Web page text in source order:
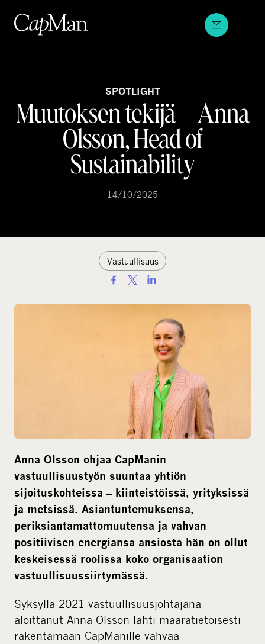
sisältöön
SPOTLIGHT
Muutoksen tekijä – Anna
Olsson, Head of
Sustainability
14/10/2025
Vastuullisuus
i
d
i
a
Anna Olsson ohjaa CapManin
vastuullisuustyön suuntaa yhtiön
sijoituskohteissa – kiinteistöissä, yrityksissä
ja metsissä. Asiantuntemuksensa,
periksiantamattomuutensa ja vahvan
positiivisen energiansa ansiosta hän on ollut
keskeisessä roolissa koko organisaation
vastuullisuussiirtymässä.
Syksyllä 2021 vastuullisuusjohtajana
aloittanut Anna Olsson lähti määrätietoisesti
rakentamaan CapManille vahvaa